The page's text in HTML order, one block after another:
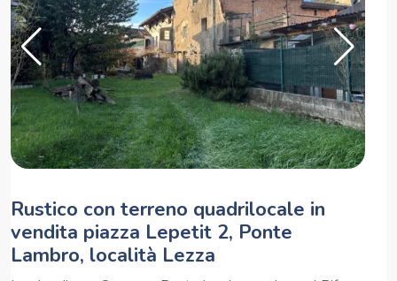
Rustico con terreno quadrilocale in
vendita piazza Lepetit 2, Ponte
Lambro, località Lezza